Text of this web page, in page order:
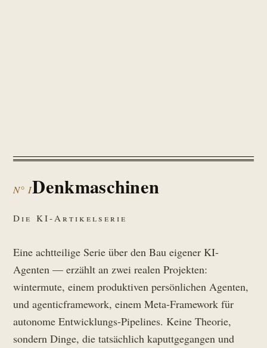
N° IDenkmaschinen
Die KI-Artikelserie
Eine achtteilige Serie über den Bau eigener KI-
Agenten — erzählt an zwei realen Projekten:
wintermute, einem produktiven persönlichen Agenten,
und agenticframework, einem Meta-Framework für
autonome Entwicklungs-Pipelines. Keine Theorie,
sondern Dinge, die tatsächlich kaputtgegangen und